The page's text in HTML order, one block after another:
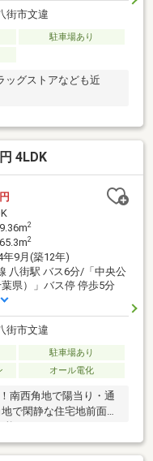
街市文違
駐車場あり
ッグストアなども近
4LDK
2
2
年9月(築12年)
八街駅 バス6分/「中央公
県）」バス停 停歩5分
街市文違
駐車場あり
オール電化
南西角地で陽当り・通
で閑静な住宅地前面道